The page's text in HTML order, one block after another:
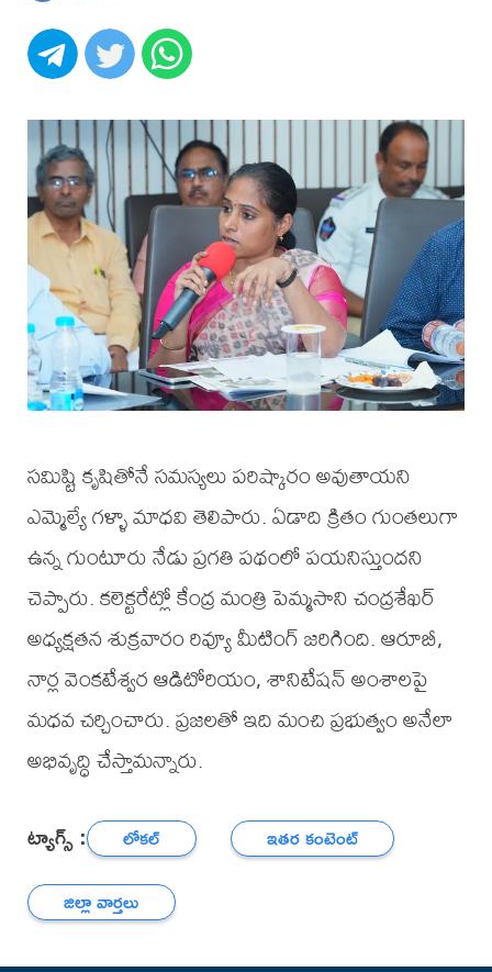
సమిష్టి కృషితోనే సమస్యలు పరిష్కారం అవుతాయని
ఎమ్మెల్యే గళ్ళా మాధవి తెలిపారు. ఏడాది క్రితం గుంతలుగా
ఉన్న గుంటూరు నేడు ప్రగతి పథంలో పయనిస్తుందని
చెప్పారు. కలెక్టరేట్లో కేంద్ర మంత్రి పెమ్మసాని చంద్రశేఖర్
అధ్యక్షతన శుక్రవారం రివ్యూ మీటింగ్ జరిగింది. ఆరూబీ,
నార్ల వెంకటేశ్వర ఆడిటోరియం, శానిటేషన్ అంశాలపై
మధవ చర్చించారు. ప్రజలతో ఇది మంచి ప్రభుత్వం అనేలా
అభివృద్ధి చేస్తామన్నారు.
ట్యాగ్స్ : లోకల్
ఇతర కంటెంట్
జిల్లా వార్తలు